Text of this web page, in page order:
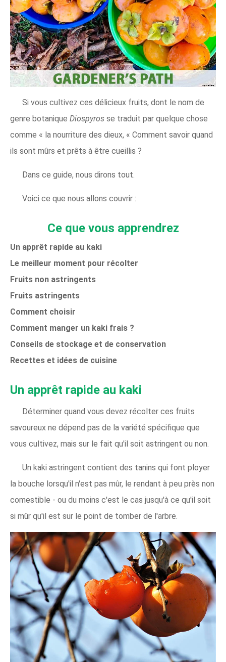
Si vous cultivez ces délicieux fruits, dont le nom de
genre botanique Diospyros se traduit par quelque chose
comme « la nourriture des dieux, « Comment savoir quand
ils sont mûrs et prêts à être cueillis ?
Dans ce guide, nous dirons tout.
Voici ce que nous allons couvrir :
Ce que vous apprendrez
Un apprêt rapide au kaki
Le meilleur moment pour récolter
Fruits non astringents
Fruits astringents
Comment choisir
Comment manger un kaki frais ?
Conseils de stockage et de conservation
Recettes et idées de cuisine
Un apprêt rapide au kaki
Déterminer quand vous devez récolter ces fruits
savoureux ne dépend pas de la variété spécifique que
vous cultivez, mais sur le fait qu'il soit astringent ou non.
Un kaki astringent contient des tanins qui font ployer
la bouche lorsqu'il n'est pas mûr, le rendant à peu près non
comestible - ou du moins c'est le cas jusqu'à ce qu'il soit
si mûr qu'il est sur le point de tomber de l'arbre.